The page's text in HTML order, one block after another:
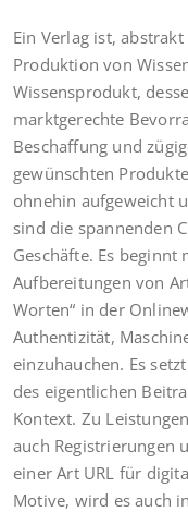
Ein Verlag ist,
Produktion von
Wissensprodukt,
marktgerechte
Beschaffung und
gewünschten
ohnehin aufgeweicht
sind die spannenden
Geschäfte. Es
Aufbereitungen von
Worten“ in der
Authentizität,
einzuhauchen. Es
des eigentlichen
Kontext. Zu
auch Registrierungen
einer Art URL für
Motive, wird es auch